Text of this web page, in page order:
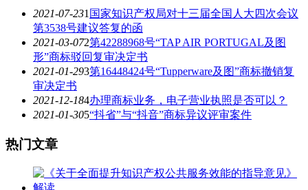
2021-07-231 国家知识产权局对十三届全国人大四次会议
第3538号建议答复的函
2021-03-072第42288968号“TAP AIR PORTUGAL及图
形”商标驳回复审决定书
2021-01-293第16448424号“Tupperware及图”商标撤销复
审决定书
2021-12-184办理商标业务，电子营业执照是否可以？
2021-01-305“抖省”与“抖音”商标异议评审案件
热门文章